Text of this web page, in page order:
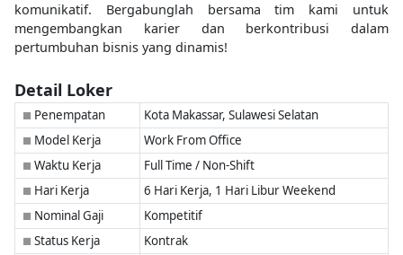
komunikatif. Bergabunglah bersama tim kami untuk
mengembangkan karier dan berkontribusi dalam
pertumbuhan bisnis yang dinamis!
Detail Loker
■ Penempatan Kota Makassar, Sulawesi Selatan
■ Model Kerja Work From Office
■ Waktu Kerja Full Time / Non-Shift
■ Hari Kerja 6 Hari Kerja, 1 Hari Libur Weekend
■ Nominal Gaji Kompetitif
■ Status Kerja Kontrak